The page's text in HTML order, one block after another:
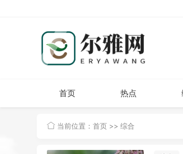
首页 热点
当前位置： 首页 >> 综合